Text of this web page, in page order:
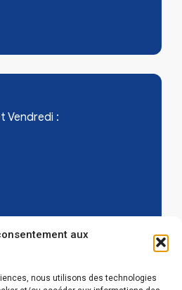
aux
nous utilisons des technologies
Vendredi :
de chaque mois :